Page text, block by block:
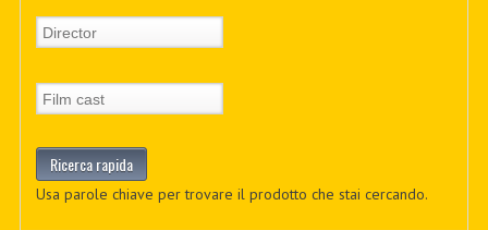
Usa parole chiave per trovare il prodotto che stai cercando.